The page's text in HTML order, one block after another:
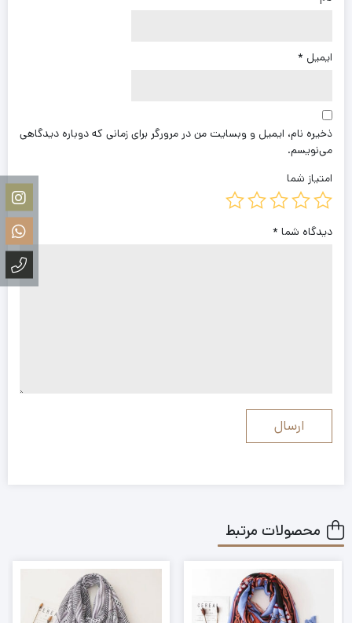
ایمیل *
ذخیره نام، ایمیل و وبسایت من در مرورگر برای زمانی که دوباره دیدگاهی
می‌نویسم.
امتیاز شما
دیدگاه شما *
محصولات مرتبط